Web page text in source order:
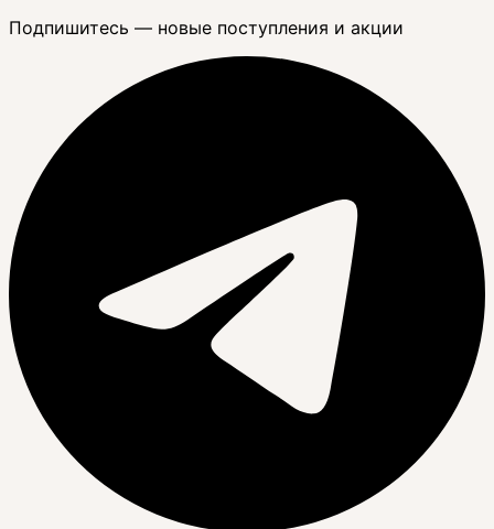
Подпишитесь — новые поступления и акции